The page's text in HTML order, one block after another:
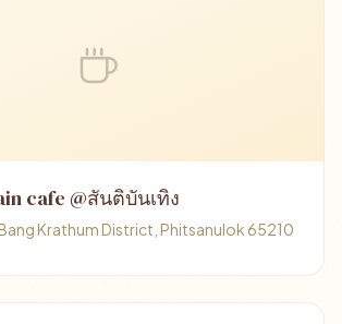
cafe @สันติบันเทิง
Krathum District, Phitsanulok 65210